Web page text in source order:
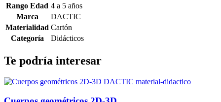
Rango Edad 4 a 5 años
Marca
DACTIC
Materialidad Cartón
Categoría
Didácticos
Te podría interesar